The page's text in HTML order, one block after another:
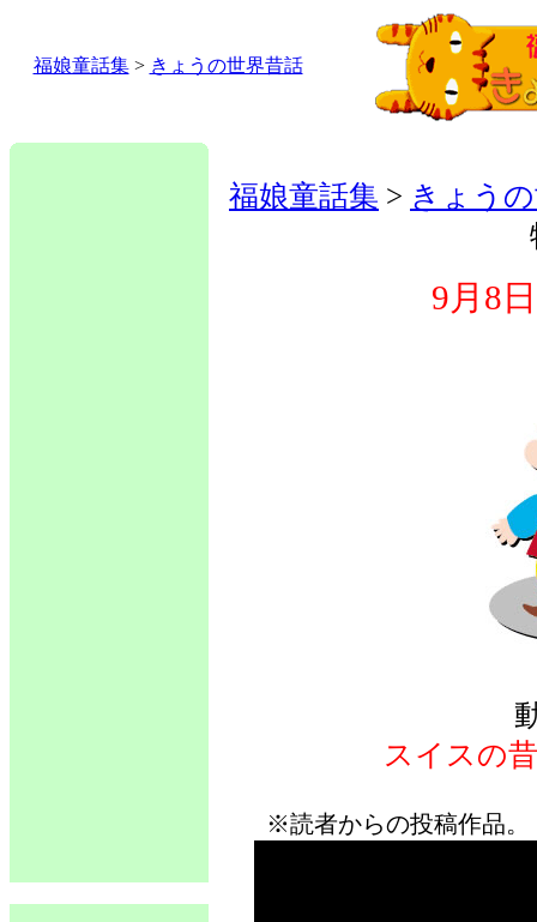
福娘童話集> きょうの世界昔話
福娘童話集 > きょう
9月8
スイスの
※読者からの投稿作品